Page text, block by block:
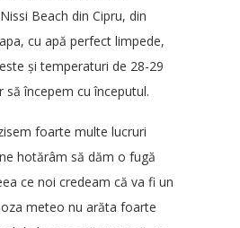
Beach din Cipru, din
cu apă perfect limpede,
și temperaturi de 28-29
să începem cu începutul.
foarte multe lucruri
hotărâm să dăm o fugă
ce noi credeam că va fi un
meteo nu arăta foarte